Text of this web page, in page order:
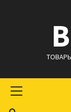
меню